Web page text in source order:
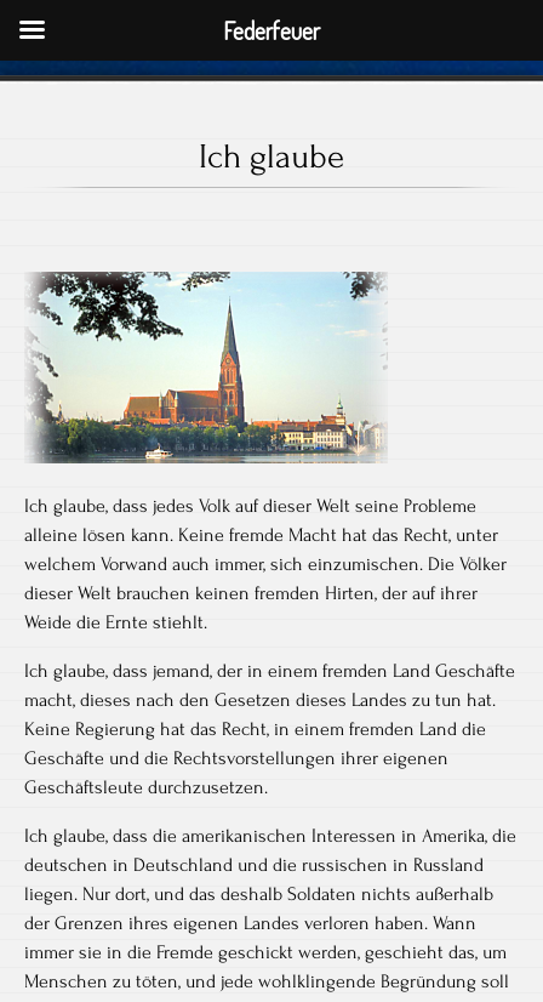
Ich glaube
Ich glaube, dass jedes Volk auf dieser Welt seine Probleme
alleine lösen kann. Keine fremde Macht hat das Recht, unter
welchem Vorwand auch immer, sich einzumischen. Die Völker
dieser Welt brauchen keinen fremden Hirten, der auf ihrer
Weide die Ernte stiehlt.
Ich glaube, dass jemand, der in einem fremden Land Geschäfte
macht, dieses nach den Gesetzen dieses Landes zu tun hat.
Keine Regierung hat das Recht, in einem fremden Land die
Geschäfte und die Rechtsvorstellungen ihrer eigenen
Geschäftsleute durchzusetzen.
Ich glaube, dass die amerikanischen Interessen in Amerika, die
deutschen in Deutschland und die russischen in Russland
liegen. Nur dort, und das deshalb Soldaten nichts außerhalb
der Grenzen ihres eigenen Landes verloren haben. Wann
immer sie in die Fremde geschickt werden, geschieht das, um
Menschen zu töten, und jede wohlklingende Begründung soll
Federfeuer